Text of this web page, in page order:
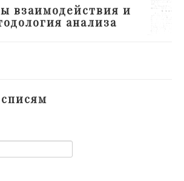
взаимодействия и
анализа